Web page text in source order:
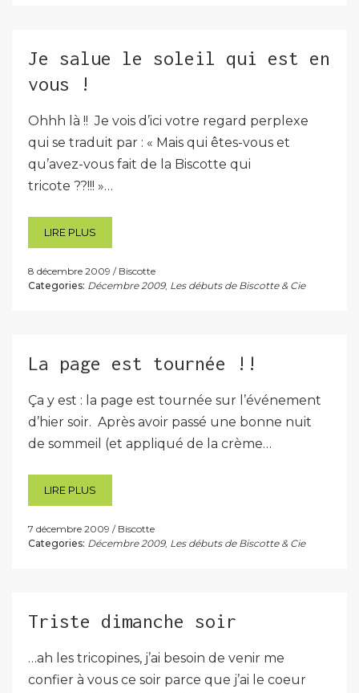
Je salue le soleil qui est en
vous !
Ohhh là !! Je vois d’ici votre regard perplexe
qui se traduit par : « Mais qui êtes-vous et
qu’avez-vous fait de la Biscotte qui
tricote ??!!! »…
LIRE PLUS
8 décembre 2009
Biscotte
Categories: Décembre 2009, Les débuts de Biscotte & Cie
La page est tournée !!
Ça y est : la page est tournée sur l’événement
d’hier soir. Après avoir passé une bonne nuit
de sommeil (et appliqué de la crème…
LIRE PLUS
7 décembre 2009
Biscotte
Categories: Décembre 2009, Les débuts de Biscotte & Cie
Triste dimanche soir
…ah les tricopines, j’ai besoin de venir me
confier à vous ce soir parce que j’ai le coeur